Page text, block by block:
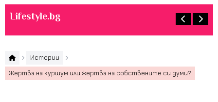
Lifestyle.bg
Истории
Жертва на куршум или жертва на собствените си думи?